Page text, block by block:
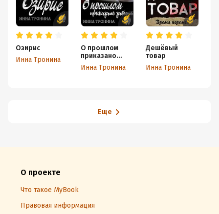
Озирис
Инна Тронина
О прошлом
приказано
забыть
Инна Тронина
Дешёвый
товар
Инна Тронина
Еще
О проекте
Что такое MyBook
Правовая информация